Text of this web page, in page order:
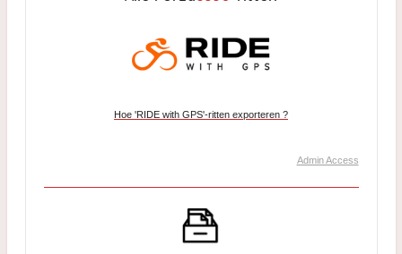
Hoe 'RIDE with GPS'-ritten exporteren ?
Admin Access